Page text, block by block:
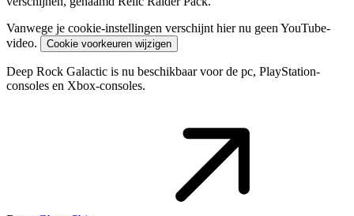
Vanwege je cookie-instellingen verschijnt hier nu geen YouTube-
video.
Cookie voorkeuren wijzigen
Deep Rock Galactic is nu beschikbaar voor de pc, PlayStation-
consoles en Xbox-consoles.